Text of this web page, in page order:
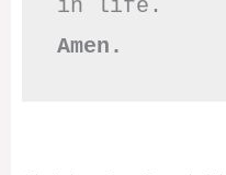
Amen.